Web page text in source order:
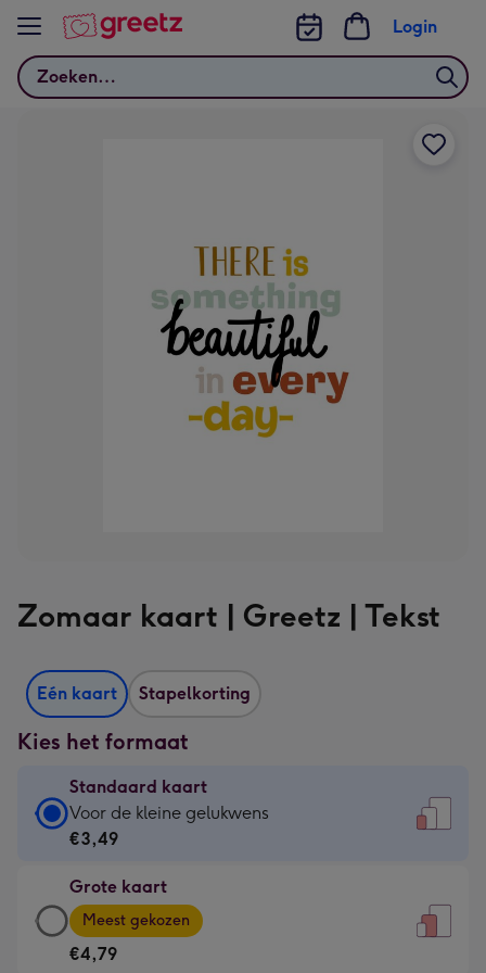
Bekijk meer
Zoeken
Login
Zomaar kaart | Greetz | Tekst
Eén kaart Stapelkorting
Kies het formaat
Standaard kaart
Standaard
kaart
€3,49
-
Voor
Voor de kleine gelukwens
€3,49
Grote kaart
Grote
kaart
-
Meest gekozen
€4,79